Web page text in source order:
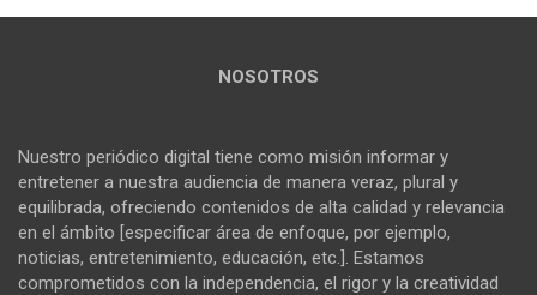
NOSOTROS
Nuestro periódico digital tiene como misión informar y
entretener a nuestra audiencia de manera veraz, plural y
equilibrada, ofreciendo contenidos de alta calidad y relevancia
en el ámbito [especificar área de enfoque, por ejemplo,
noticias, entretenimiento, educación, etc.]. Estamos
comprometidos con la independencia, el rigor y la creatividad